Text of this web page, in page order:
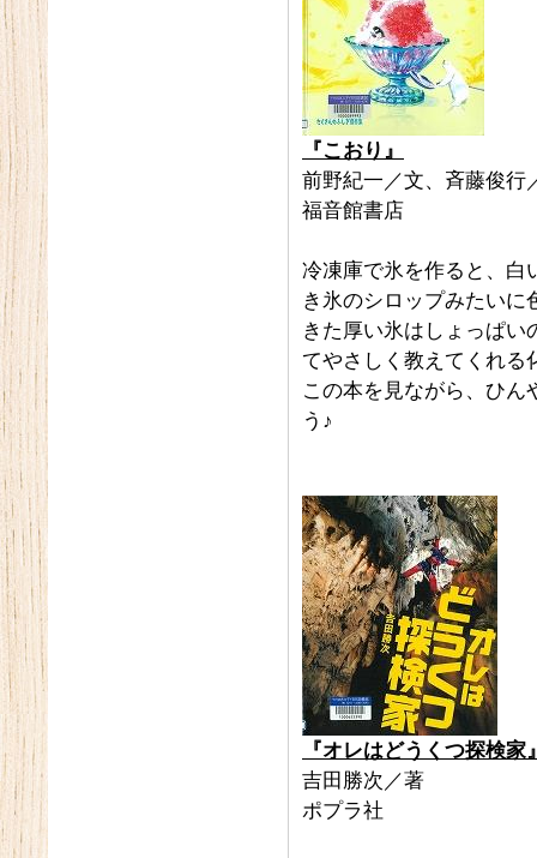
『こおり』
前野紀一／文、斉藤俊行
福音館書店
冷凍庫で氷を作ると、白
き氷のシロップみたいに
きた厚い氷はしょっぱい
てやさしく教えてくれる
この本を見ながら、ひん
う♪
『オレはどうくつ探検家
吉田勝次／著
ポプラ社